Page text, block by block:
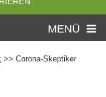
MENÜ
>> Corona-Skeptiker